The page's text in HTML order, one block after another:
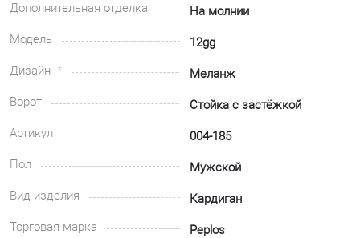
Дополнительная отделка
На молнии
Модель
12gg
Дизайн
Меланж
Ворот
Стойка с застёжкой
Артикул
004-185
Пол
Мужской
Вид изделия
Кардиган
Торговая марка
Peplos